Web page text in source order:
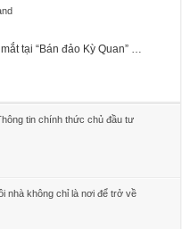
tại “Bán đảo Kỳ Quan” …
tin chính thức chủ đầu tư
nhà không chỉ là nơi để trở về